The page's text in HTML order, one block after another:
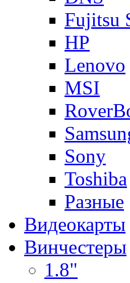
Fujitsu
HP
Lenovo
MSI
Sony
Toshiba
Разные
Видеокарты
Винчестеры
1.8"